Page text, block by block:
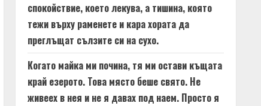
спокойствие, което лекува, а тишина, която
тежи върху раменете и кара хората да
преглъщат сълзите си на сухо.
Когато майка ми почина, тя ми остави къщата
край езерото. Това място беше свято. Не
живеех в нея и не я давах под наем. Просто я